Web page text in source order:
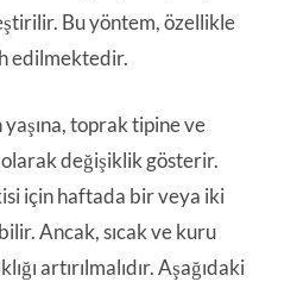
Bu yöntem, özellikle
edilmektedir.
yaşına, toprak tipine ve
olarak değişiklik gösterir.
için haftada bir veya iki
Ancak, sıcak ve kuru
artırılmalıdır. Aşağıdaki